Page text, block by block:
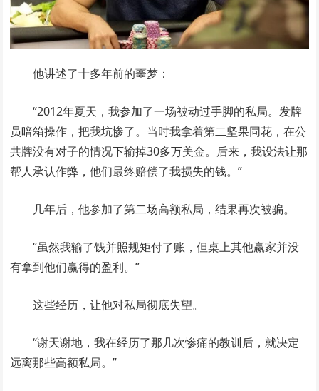
他讲述了十多年前的噩梦：
“2012年夏天，我参加了一场被动过手脚的私局。发牌
员暗箱操作，把我坑惨了。当时我拿着第二坚果同花，在公
共牌没有对子的情况下输掉30多万美金。后来，我设法让那
帮人承认作弊，他们最终赔偿了我损失的钱。”
几年后，他参加了第二场高额私局，结果再次被骗。
“虽然我输了钱并照规矩付了账，但桌上其他赢家并没
有拿到他们赢得的盈利。”
这些经历，让他对私局彻底失望。
“谢天谢地，我在经历了那几次惨痛的教训后，就决定
远离那些高额私局。”